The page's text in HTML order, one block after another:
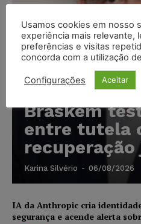
Marcello
Braskem
entre tutela
Karina Silvério - 06/08/2026
IA da Anthropic cria
segurança e acende alerta
Usamos cookies em nosso
experiência mais relevante,
preferências e visitas
concorda com a utilização
Configurações Aceitar